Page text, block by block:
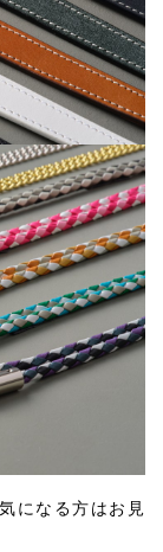
になる方はお見